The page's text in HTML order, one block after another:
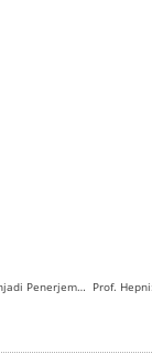
Mahasiswa STAI RAYA Menjadi Penerjemah Forum Internasional